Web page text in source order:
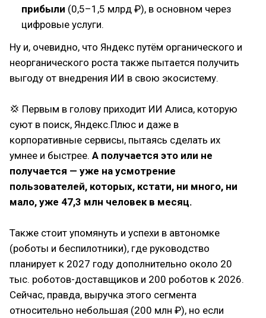
прибыли (0,5–1,5 млрд ₽), в основном через
цифровые услуги.
Ну и, очевидно, что Яндекс путём органического и
неорганического роста также пытается получить
выгоду от внедрения ИИ в свою экосистему.
💢 Первым в голову приходит ИИ Алиса, которую
суют в поиск, Яндекс.Плюс и даже в
корпоративные сервисы, пытаясь сделать их
умнее и быстрее. А получается это или не
получается — уже на усмотрение
пользователей, которых, кстати, ни много, ни
мало, уже 47,3 млн человек в месяц.
Также стоит упомянуть и успехи в автономке
(роботы и беспилотники), где руководство
планирует к 2027 году дополнительно около 20
тыс. роботов-доставщиков и 200 роботов к 2026.
Сейчас, правда, выручка этого сегмента
относительно небольшая (200 млн ₽), но если